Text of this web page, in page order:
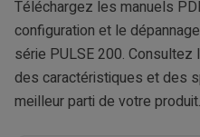
Téléchargez les manuels
configuration et le
série PULSE 200.
des caractéristiques et des
meilleur parti de votre produit.